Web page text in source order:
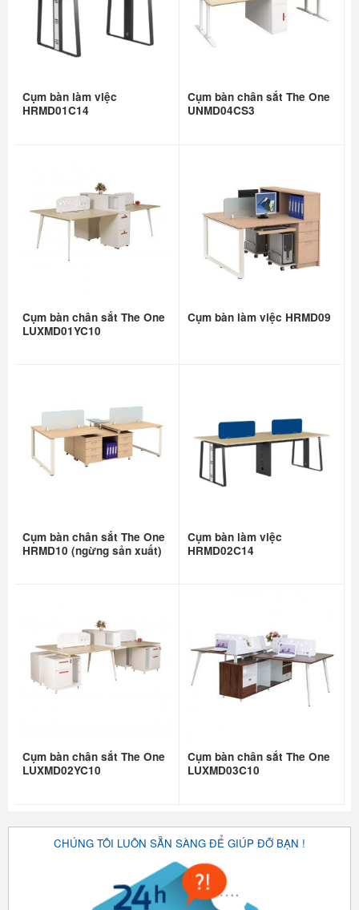
Cụm bàn làm việc
HRMD01C14
Cụm bàn chân sắt The One
UNMD04CS3
Cụm bàn chân sắt The One
LUXMD01YC10
Cụm bàn làm việc HRMD09
Cụm bàn chân sắt The One
HRMD10 (ngừng sản xuất)
Cụm bàn làm việc
HRMD02C14
Cụm bàn chân sắt The One
LUXMD02YC10
Cụm bàn chân sắt The One
LUXMD03C10
CHÚNG TÔI LUÔN SẴN SÀNG ĐỂ GIÚP ĐỠ BẠN !